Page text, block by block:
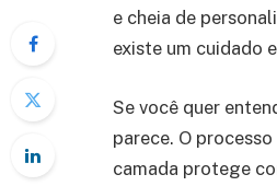
e cheia de
existe um cuidado
Se você quer
parece. O
camada protege